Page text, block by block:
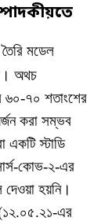
মডেল
অথচ
৬০-৭০ শতাংশের
করা সম্ভব
স্টাডি
কোভ-২-এর
হয়নি।
এর